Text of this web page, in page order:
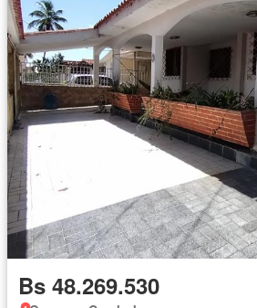
Bs 48.269.530